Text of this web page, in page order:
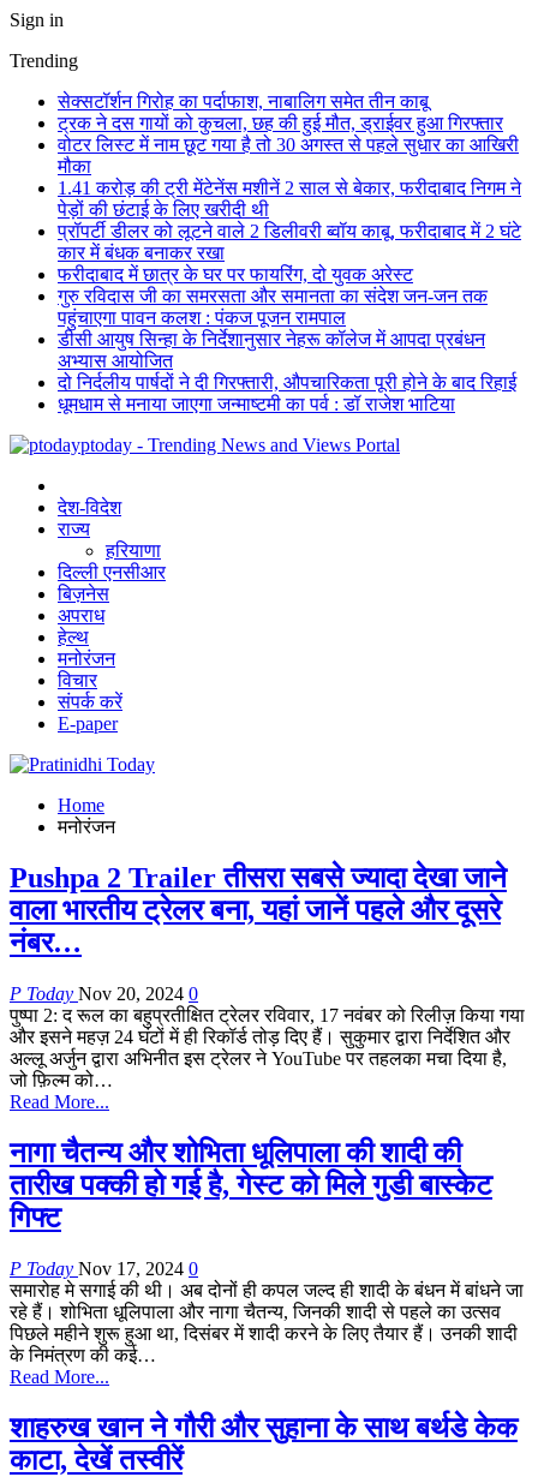
Sign in
Trending
सेक्सटॉर्शन गिरोह का पर्दाफाश, नाबालिग समेत तीन काबू
ट्रक ने दस गायों को कुचला, छह की हुई मौत, ड्राईवर हुआ गिरफ्तार
वोटर लिस्ट में नाम छूट गया है तो 30 अगस्त से पहले सुधार का आखिरी
मौका
1.41 करोड़ की ट्री मेंटेनेंस मशीनें 2 साल से बेकार, फरीदाबाद निगम ने
पेड़ों की छंटाई के लिए खरीदी थी
प्रॉपर्टी डीलर को लूटने वाले 2 डिलीवरी ब्वॉय काबू, फरीदाबाद में 2 घंटे
कार में बंधक बनाकर रखा
फरीदाबाद में छात्र के घर पर फायरिंग, दो युवक अरेस्ट
गुरु रविदास जी का समरसता और समानता का संदेश जन-जन तक
पहुंचाएगा पावन कलश : पंकज पूजन रामपाल
डीसी आयुष सिन्हा के निर्देशानुसार नेहरू कॉलेज में आपदा प्रबंधन
अभ्यास आयोजित
दो निर्दलीय पार्षदों ने दी गिरफ्तारी, औपचारिकता पूरी होने के बाद रिहाई
धूमधाम से मनाया जाएगा जन्माष्टमी का पर्व : डॉ राजेश भाटिया
ptoday - Trending News and Views Portal
देश-विदेश
राज्य
हरियाणा
दिल्ली एनसीआर
बिज़नेस
अपराध
हेल्थ
मनोरंजन
विचार
संपर्क करें
E-paper
Home
मनोरंजन
Pushpa 2 Trailer तीसरा सबसे ज्यादा देखा जाने
वाला भारतीय ट्रेलर बना, यहां जानें पहले और दूसरे
नंबर…
P Today Nov 20, 2024 0
पुष्पा 2: द रूल का बहुप्रतीक्षित ट्रेलर रविवार, 17 नवंबर को रिलीज़ किया गया
और इसने महज़ 24 घंटों में ही रिकॉर्ड तोड़ दिए हैं। सुकुमार द्वारा निर्देशित और
अल्लू अर्जुन द्वारा अभिनीत इस ट्रेलर ने YouTube पर तहलका मचा दिया है,
जो फ़िल्म को…
Read More...
नागा चैतन्य और शोभिता धूलिपाला की शादी की
तारीख पक्की हो गई है, गेस्ट को मिले गुडी बास्केट
गिफ्ट
P Today Nov 17, 2024 0
समारोह मे सगाई की थी। अब दोनों ही कपल जल्द ही शादी के बंधन में बांधने जा
रहे हैं। शोभिता धूलिपाला और नागा चैतन्य, जिनकी शादी से पहले का उत्सव
पिछले महीने शुरू हुआ था, दिसंबर में शादी करने के लिए तैयार हैं। उनकी शादी
के निमंत्रण की कई…
Read More...
शाहरुख खान ने गौरी और सुहाना के साथ बर्थडे केक
काटा, देखें तस्वीरें